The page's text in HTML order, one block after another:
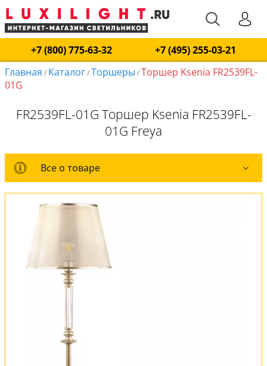
+7 (800) 775-63-32
+7 (495) 255-03-21
Главная / Каталог/Торшеры /Торшер Ksenia FR2539FL-
01G
FR2539FL-01G Торшер Ksenia FR2539FL-
01G Freya
Все о товаре
Все о товаре
Комплект лампочек
Вся коллекция
Оплата и доставка
Установка